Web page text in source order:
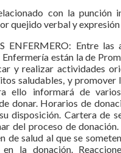
con la punción
quejido verbal y expresión
ENFERMERO: Entre las
están la de
y realizar actividades
saludables, y promover
ello informará de
donar. Horarios de
disposición. Cartera de
del proceso de
de salud al que se
la donación.